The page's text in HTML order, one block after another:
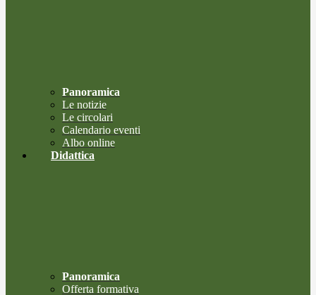
Panoramica
Le notizie
Le circolari
Calendario eventi
Albo online
Didattica
Panoramica
Offerta formativa